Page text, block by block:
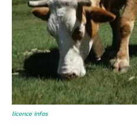
licence infos